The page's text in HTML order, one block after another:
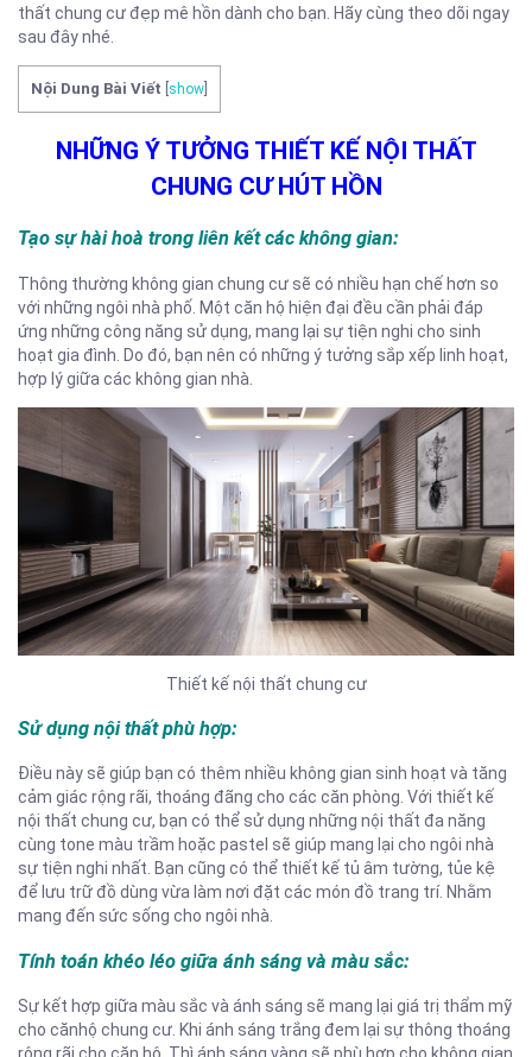
thất chung cư đẹp mê hồn dành cho bạn. Hãy cùng theo dõi ngay
sau đây nhé.
Nội Dung Bài Viết show
NHỮNG Ý TƯỞNG THIẾT KẾ NỘI THẤT
CHUNG CƯ HÚT HỒN
Tạo sự hài hoà trong liên kết các không gian:
Thông thường không gian chung cư sẽ có nhiều hạn chế hơn so
với những ngôi nhà phố. Một căn hộ hiện đại đều cần phải đáp
ứng những công năng sử dụng, mang lại sự tiện nghi cho sinh
hoạt gia đình. Do đó, bạn nên có những ý tưởng sắp xếp linh hoạt,
hợp lý giữa các không gian nhà.
Thiết kế nội thất chung cư
Sử dụng nội thất phù hợp:
Điều này sẽ giúp bạn có thêm nhiều không gian sinh hoạt và tăng
cảm giác rộng rãi, thoáng đãng cho các căn phòng. Với thiết kế
nội thất chung cư, bạn có thể sử dụng những nội thất đa năng
cùng tone màu trầm hoặc pastel sẽ giúp mang lại cho ngôi nhà
sự tiện nghi nhất. Bạn cũng có thể thiết kế tủ âm tường, tủe kệ
để lưu trữ đồ dùng vừa làm nơi đặt các món đồ trang trí. Nhằm
mang đến sức sống cho ngôi nhà.
Tính toán khéo léo giữa ánh sáng và màu sắc:
Sự kết hợp giữa màu sắc và ánh sáng sẽ mang lại giá trị thẩm mỹ
cho cănhộ chung cư. Khi ánh sáng trắng đem lại sự thông thoáng